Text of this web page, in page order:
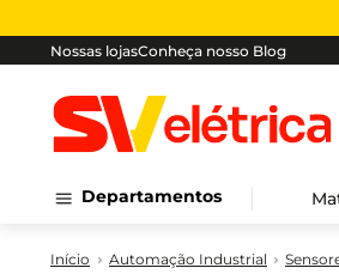
Nossas lojasConheça nosso Blog
Departamentos
Automação Industrial